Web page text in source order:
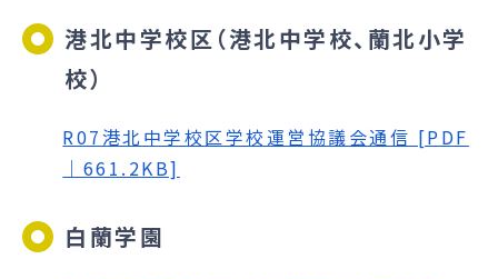
港北中学校区（港北中学校、蘭北小学
校）
R07港北中学校区学校運営協議会通信 [PDF
｜661.2KB]
白蘭学園